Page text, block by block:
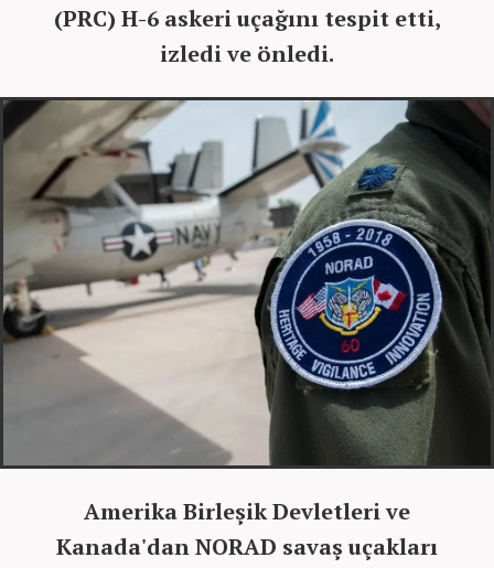
(PRC) H-6 askeri uçağını tespit etti,
izledi ve önledi.
Amerika Birleşik Devletleri ve
Kanada'dan NORAD savaş uçakları